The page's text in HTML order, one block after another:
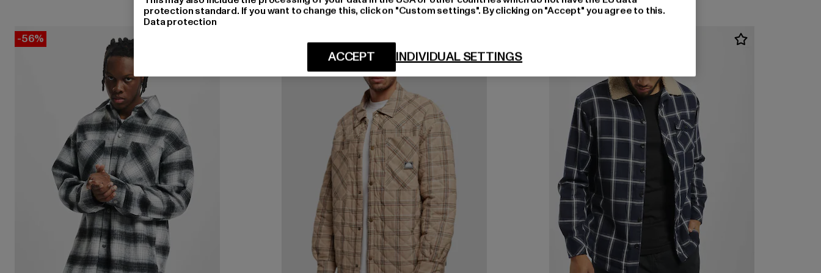
-56% -22%
protection standard. If you want to change this, click on "Custom settings". By clicking on "Accept" you agree to this.
Data protection
INDIVIDUAL SETTINGS
ACCEPT